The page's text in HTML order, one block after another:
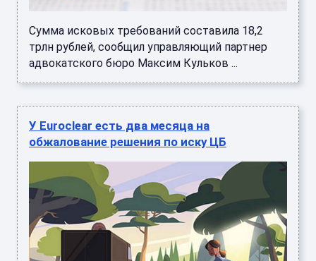
Сумма исковых требований составила 18,2
трлн рублей, сообщил управляющий партнер
адвокатского бюро Максим Кульков ...
У Euroclear есть два месяца на
обжалование решения по иску ЦБ